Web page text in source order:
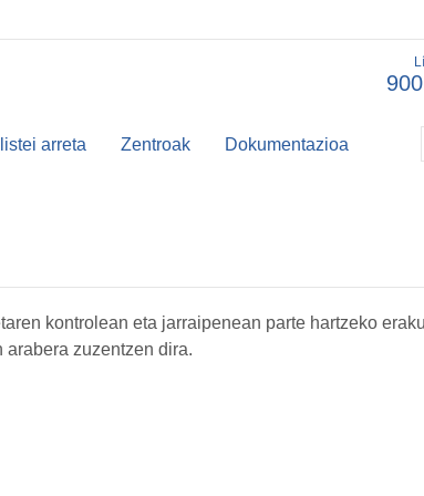
arreta Zentroak Dokumentazioa
kontrolean eta jarraipenean parte hartzeko
arabera zuzentzen dira.